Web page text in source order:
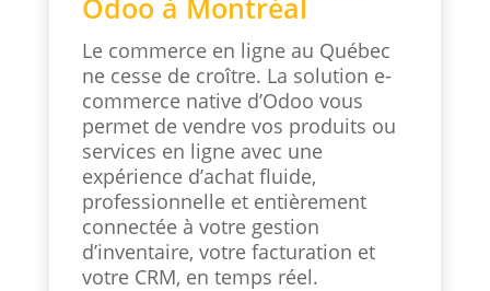
Le commerce en ligne au Québec
ne cesse de croître. La solution e-
commerce native d’Odoo vous
permet de vendre vos produits ou
services en ligne avec une
expérience d’achat fluide,
professionnelle et entièrement
connectée à votre gestion
d’inventaire, votre facturation et
votre CRM, en temps réel.